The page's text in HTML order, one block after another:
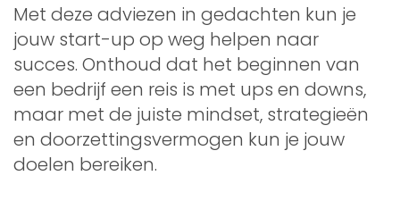
Met deze adviezen in gedachten kun je
jouw start-up op weg helpen naar
succes. Onthoud dat het beginnen van
een bedrijf een reis is met ups en downs,
maar met de juiste mindset, strategieën
en doorzettingsvermogen kun je jouw
doelen bereiken.